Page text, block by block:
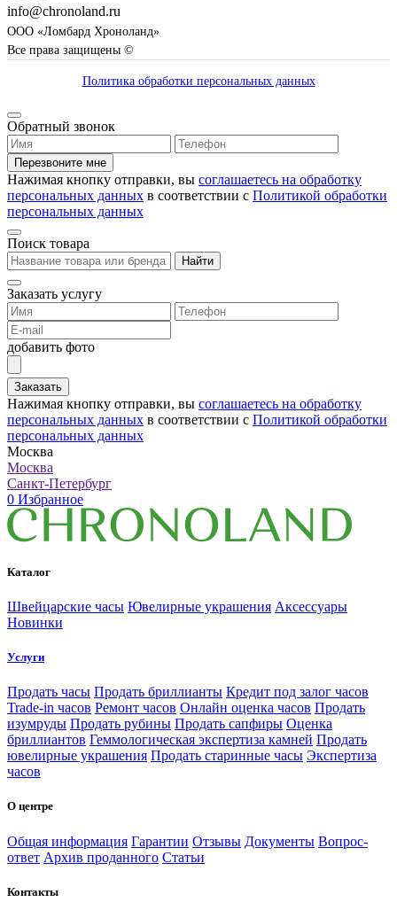
info@chronoland.ru
ООО «Ломбард Хроноланд»
Все права защищены ©
Политика обработки персональных данных
Обратный звонок
Перезвоните мне
Нажимая кнопку отправки, вы соглашаетесь на обработку
персональных данных в соответствии с Политикой обработки
персональных данных
Поиск товара
Найти
Заказать услугу
добавить фото
Заказать
Нажимая кнопку отправки, вы соглашаетесь на обработку
персональных данных в соответствии с Политикой обработки
персональных данных
Москва
Москва
Санкт-Петербург
0 Избранное
Каталог
Швейцарские часы Ювелирные украшения Аксессуары
Новинки
Услуги
Продать часы Продать бриллианты Кредит под залог часов
Trade-in часов Ремонт часов Онлайн оценка часов Продать
изумруды Продать рубины Продать сапфиры Оценка
бриллиантов Геммологическая экспертиза камней Продать
ювелирные украшения Продать старинные часы Экспертиза
часов
О центре
Общая информация Гарантии Отзывы Документы Вопрос-
ответ Архив проданного Статьи
Контакты